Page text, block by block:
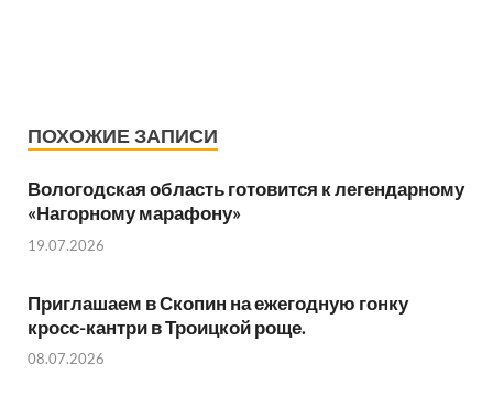
ПОХОЖИЕ ЗАПИСИ
Вологодская область готовится к легендарному
«Нагорному марафону»
19.07.2026
Приглашаем в Скопин на ежегодную гонку
кросс-кантри в Троицкой роще.
08.07.2026